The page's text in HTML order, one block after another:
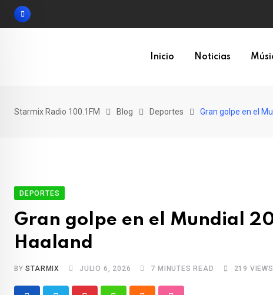
Skip
Inicio Noticias
Starmix Radio 100.1FM Blog Deportes Gran golpe en el
DEPORTES
Gran golpe en el Mundial
Haaland
BYSTARMIX JULIO 6, 2026 7 MINUTES READ 219 VIEWS